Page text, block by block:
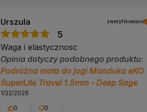
Urszula zweryfikowano
5
Waga i elastycznosc
Opinia dotyczy podobnego produktu:
Podróżna mata do jogi Manduka eKO
SuperLite Travel 1.5mm - Deep Sage
1/22/2026
0 0